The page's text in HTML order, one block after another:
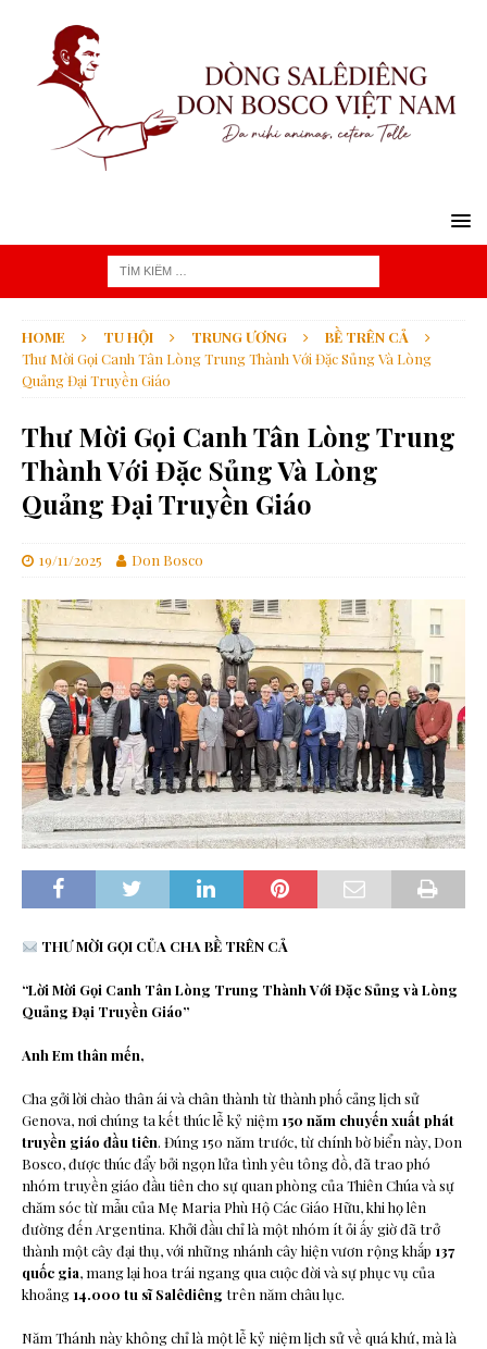
HOME TU HỘI TRUNG ƯƠNG
BỀ TRÊN CẢ
Thư Mời Gọi Canh Tân Lòng Trung Thành Với Đặc Sủng Và Lòng
Quảng Đại Truyền Giáo
Thư Mời Gọi Canh Tân Lòng Trung
Thành Với Đặc Sủng Và Lòng
Quảng Đại Truyền Giáo
19/11/2025 Don Bosco
THƯ MỜI GỌI CỦA CHA BỀ TRÊN CẢ
“Lời Mời Gọi Canh Tân Lòng Trung Thành Với Đặc Sủng và Lòng
Quảng Đại Truyền Giáo”
Anh Em thân mến,
Cha gởi lời chào thân ái và chân thành từ thành phố cảng lịch sử
Genova, nơi chúng ta kết thúc lễ kỷ niệm 150 năm chuyến xuất phát
truyền giáo đầu tiên. Đúng 150 năm trước, từ chính bờ biển này, Don
Bosco, được thúc đẩy bởi ngọn lửa tình yêu tông đồ, đã trao phó
nhóm truyền giáo đầu tiên cho sự quan phòng của Thiên Chúa và sự
chăm sóc từ mẫu của Mẹ Maria Phù Hộ Các Giáo Hữu, khi họ lên
đường đến Argentina. Khởi đầu chỉ là một nhóm ít ỏi ấy giờ đã trở
thành một cây đại thụ, với những nhánh cây hiện vươn rộng khắp 137
quốc gia, mang lại hoa trái ngang qua cuộc đời và sự phục vụ của
khoảng 14.000 tu sĩ Salêdiêng trên năm châu lục.
Năm Thánh này không chỉ là một lễ kỷ niệm lịch sử về quá khứ, mà là